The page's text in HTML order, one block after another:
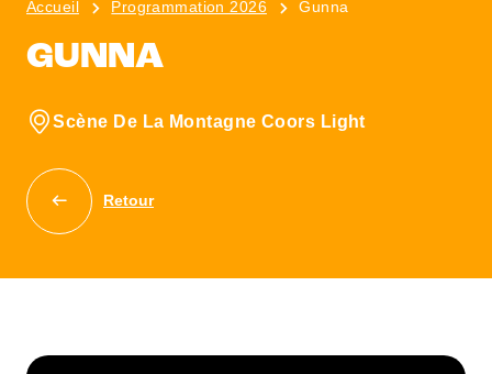
Accueil Programmation 2026 Gunna
GUNNA
Scène De La Montagne Coors Light
Retour